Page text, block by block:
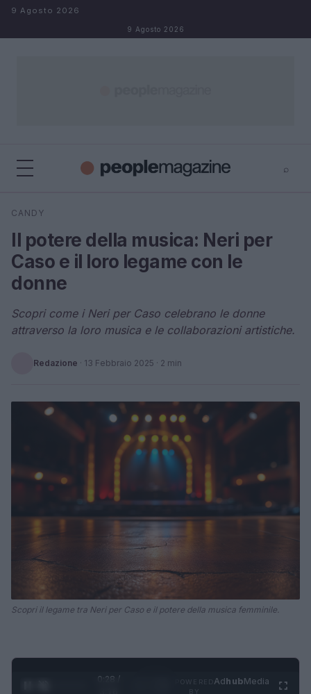
Salta al contenuto
9 Agosto 2026
9 Agosto 2026
⌕
Cerca
CANDY
Il potere della musica: Neri per
Caso e il loro legame con le
donne
Scopri come i Neri per Caso celebrano le donne
attraverso la loro musica e le collaborazioni artistiche.
Redazione · 13 Febbraio 2025 · 2 min
Scopri il legame tra Neri per Caso e il potere della musica femminile.
0:29 /
AdhubMedia